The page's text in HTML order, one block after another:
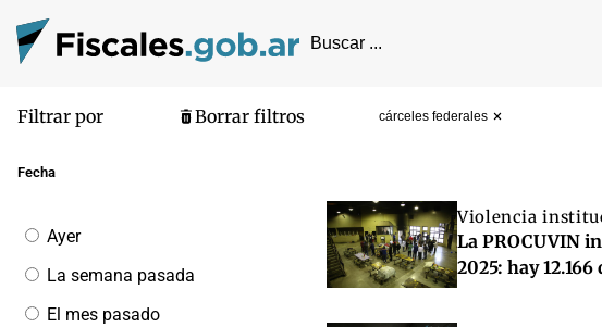
Filtrar por Borrar filtros cárceles federales
Fecha
Filtrar
por
fecha
Ayer
La semana pasada
El mes pasado
Violencia
La PROCUVIN
2025: hay